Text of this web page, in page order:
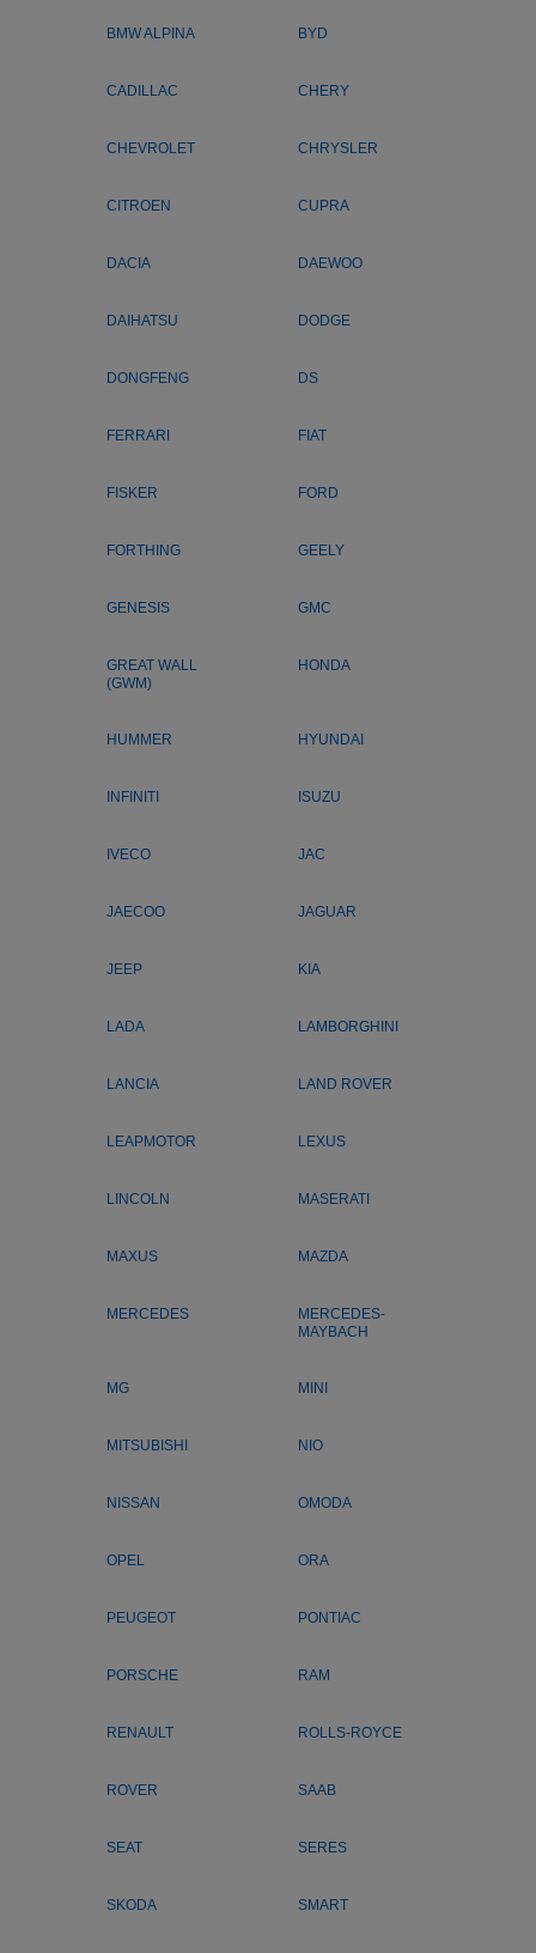
BMW ALPINA BYD
CADILLAC CHERY
CHEVROLET CHRYSLER
CITROEN CUPRA
DACIA DAEWOO
DAIHATSU DODGE
DONGFENG DS
FERRARI FIAT
FISKER FORD
FORTHING GEELY
GENESIS GMC
GREAT WALL
(GWM)
HONDA
HUMMER HYUNDAI
INFINITI ISUZU
IVECO JAC
JAECOO JAGUAR
JEEP KIA
LADA LAMBORGHINI
LANCIA LAND ROVER
LEAPMOTOR LEXUS
LINCOLN MASERATI
MAXUS MAZDA
MERCEDES
MERCEDES-
MAYBACH
MG MINI
MITSUBISHI NIO
NISSAN OMODA
OPEL ORA
PEUGEOT PONTIAC
PORSCHE RAM
RENAULT ROLLS-ROYCE
ROVER SAAB
SEAT SERES
SKODA SMART